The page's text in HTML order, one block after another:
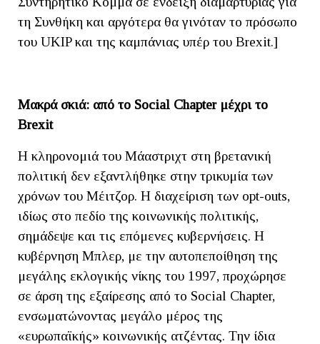
τη Συνθήκη και αργότερα θα γινόταν το πρόσωπο
του UKIP και της καμπάνιας υπέρ του Brexit.]​
Μακρά σκιά: από το Social Chapterμέχρι το
Brexit
Η κληρονομιά του Μάαστριχτ στη βρετανική
πολιτική δεν εξαντλήθηκε στην τρικυμία των
χρόνων του Μέιτζορ. Η διαχείριση των opt-outs,
ιδίως στο πεδίο της κοινωνικής πολιτικής,
σημάδεψε και τις επόμενες κυβερνήσεις. Η
κυβέρνηση Μπλερ, με την αυτοπεποίθηση της
μεγάλης εκλογικής νίκης του 1997, προχώρησε
σε άρση της εξαίρεσης από το Social Chapter,
ενσωματώνοντας μεγάλο μέρος της
«ευρωπαϊκής» κοινωνικής ατζέντας. Την ίδια